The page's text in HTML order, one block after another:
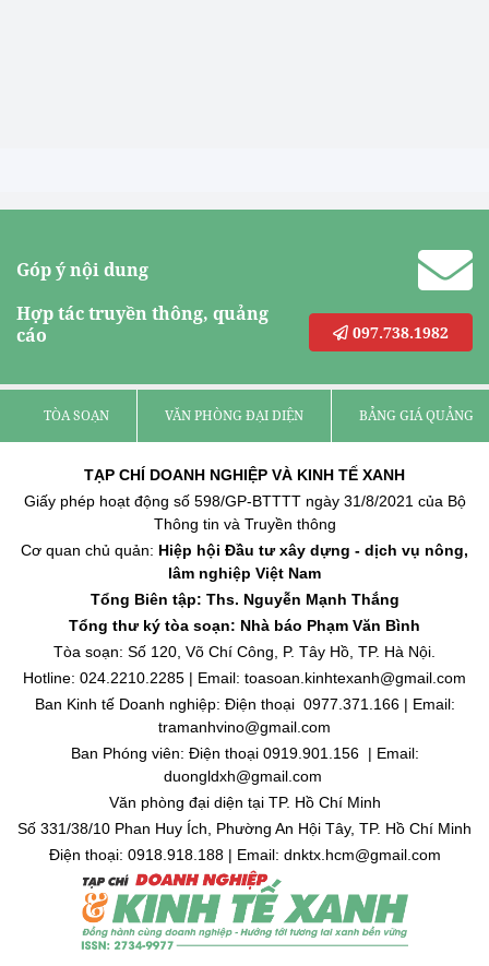
Góp ý nội dung
Hợp tác truyền thông, quảng
cáo
097.738.1982
TÒA SOẠN VĂN PHÒNG ĐẠI DIỆN BẢNG GIÁ QUẢNG
TẠP CHÍ DOANH NGHIỆP VÀ KINH TẾ XANH
Giấy phép hoạt động số 598/GP-BTTTT ngày 31/8/2021 của Bộ
Thông tin và Truyền thông
Cơ quan chủ quản: Hiệp hội Đầu tư xây dựng - dịch vụ nông,
lâm nghiệp Việt Nam
Tổng Biên tập: Ths. Nguyễn Mạnh Thắng
Tổng thư ký tòa soạn: Nhà báo Phạm Văn Bình
Tòa soạn: Số 120, Võ Chí Công, P. Tây Hồ, TP. Hà Nội.
Hotline: 024.2210.2285 | Email: toasoan.kinhtexanh@gmail.com
Ban Kinh tế Doanh nghiệp: Điện thoại 0977.371.166 | Email:
tramanhvino@gmail.com
Ban Phóng viên: Điện thoại 0919.901.156 | Email:
duongldxh@gmail.com
Văn phòng đại diện tại TP. Hồ Chí Minh
Số 331/38/10 Phan Huy Ích, Phường An Hội Tây, TP. Hồ Chí Minh
Điện thoại: 0918.918.188 | Email: dnktx.hcm@gmail.com